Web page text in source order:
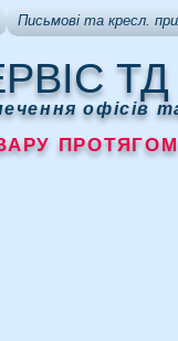
Письмові та кресл.
ТД
офісів